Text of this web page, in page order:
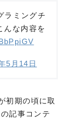
ラミングチ
んな内容を
5月14日
初期の頃に取
記事コンテ